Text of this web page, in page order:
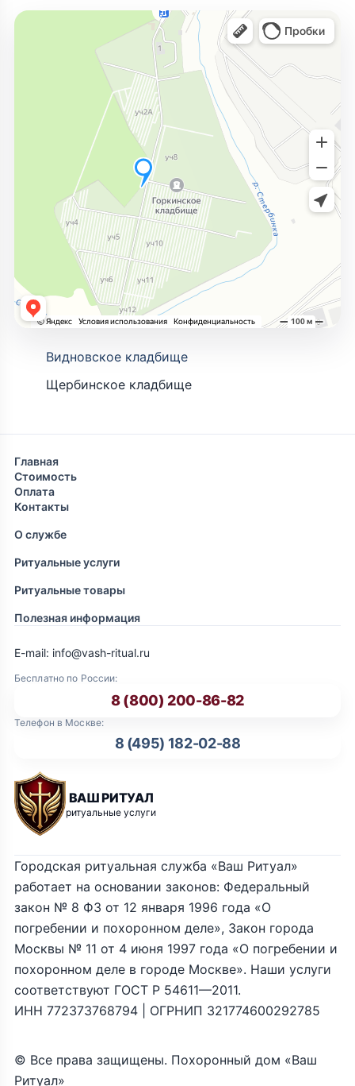
Видновское кладбище
Щербинское кладбище
Главная
Стоимость
Оплата
Контакты
О службе
Ритуальные услуги
Ритуальные товары
Полезная информация
ВАШ РИТУАЛ
ритуальные услуги
Бесплатно по России:
8 (800) 200-86-82
Телефон в Москве:
8 (495) 182-02-88
E-mail: info@vash-ritual.ru
© Все права защищены. Похоронный дом «Ваш
Ритуал»
Городская ритуальная служба «Ваш Ритуал»
работает на основании законов: Федеральный
закон № 8 ФЗ от 12 января 1996 года «О
погребении и похоронном деле», Закон города
Москвы № 11 от 4 июня 1997 года «О погребении и
похоронном деле в городе Москве». Наши услуги
соответствуют ГОСТ Р 54611—2011.
ИНН 772373768794 | ОГРНИП 321774600292785